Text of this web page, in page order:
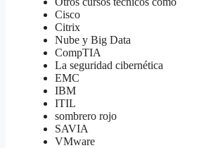
Cisco
Citrix
Nube y Big Data
CompTIA
La seguridad cibernética
EMC
IBM
ITIL
sombrero rojo
SAVIA
VMware